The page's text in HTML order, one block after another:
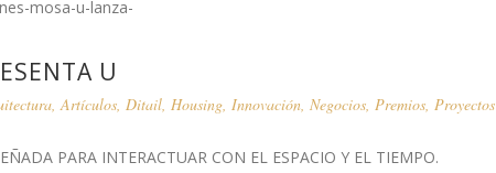
U
,Artículos, Ditail, Housing, Innovación, Negocios, Premios, Proyectos
PARA INTERACTUAR CON EL ESPACIO Y EL TIEMPO.